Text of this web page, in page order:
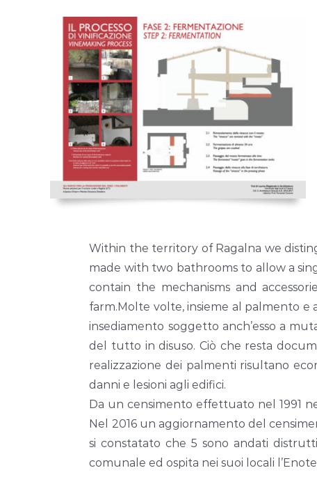
Within the territory of Ragalna we
made with two bathrooms to allow a
contain the mechanisms and
farm.Molte volte, insieme al palmento e
insediamento soggetto anch’esso a
del tutto in disuso. Ciò che resta
realizzazione dei palmenti risultano
danni e lesioni agli edifici.
Da un censimento effettuato nel 1991
Nel 2016 un aggiornamento del
si constatato che 5 sono andati
comunale ed ospita nei suoi locali